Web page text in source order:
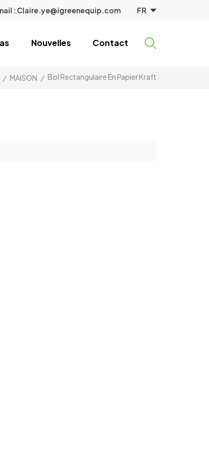
: Claire.ye@igreenequip.com FR
Nouvelles Contact
/ MAISON / Bol Rectangulaire En Papier Kraft